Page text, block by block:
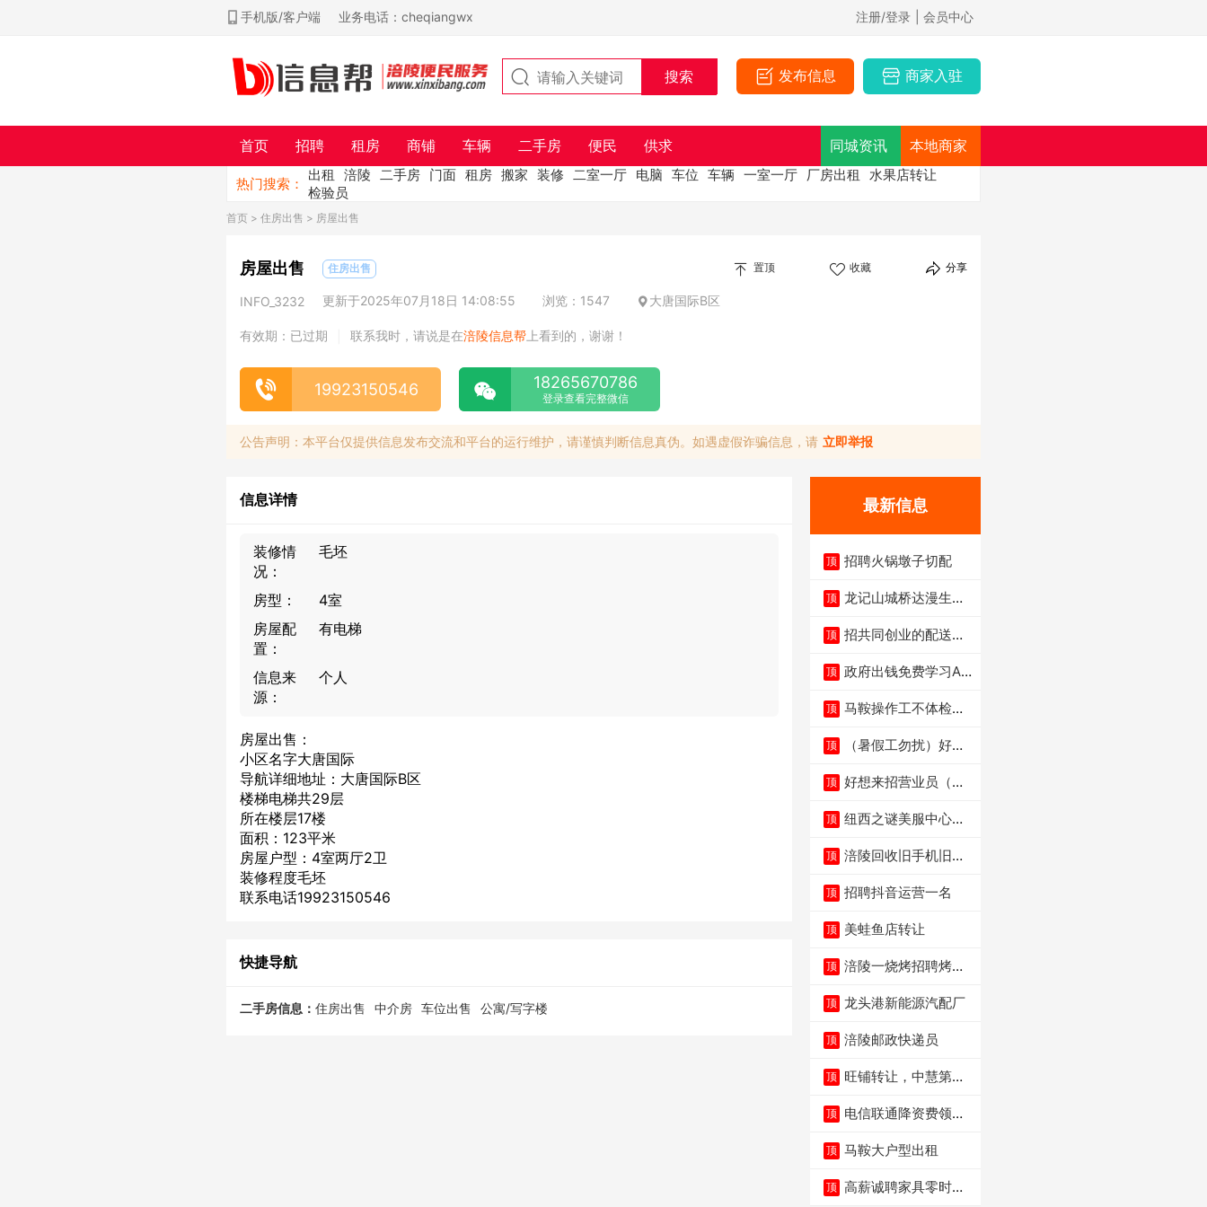
手机版/客户端 业务电话：cheqiangwx 注册/登录 | 会员中心
发布信息 商家入驻
首页 招聘 租房 商铺 车辆 二手房 便民 供求 同城资讯 本地商家
热门搜索：
出租 涪陵 二手房 门面 租房 搬家 装修 二室一厅 电脑 车位 车辆 一室一厅 厂房出租
水果店转让
检验员
首页 > 住房出售 > 房屋出售
房屋出售 住房出售 置顶 收藏 分享
INFO_3232 更新于2025年07月18日 14:08:55 浏览：1547 大唐国际B区
有效期：已过期 联系我时，请说是在涪陵信息帮 上看到的，谢谢！
19923150546 18265670786
登录查看完整微信
公告声明：本平台仅提供信息发布交流和平台的运行维护，请谨慎判断信息真伪。如遇虚假诈骗信息，请 立即举报
信息详情
装修情
况：
毛坯
房型：
4室
房屋配
置：
有电梯
信息来
源：
个人
房屋出售：
小区名字大唐国际
导航详细地址：大唐国际B区
楼梯电梯共29层
所在楼层17楼
面积：123平米
房屋户型：4室两厅2卫
装修程度毛坯
联系电话19923150546
快捷导航
二手房信息： 住房出售 中介房 车位出售 公寓/写字楼
最新信息
顶 招聘火锅墩子切配
顶 龙记山城桥达漫生活
顶 招共同创业的配送伙
顶 政府出钱免费学习AI
顶 马鞍操作工不体检男
顶
（暑假工勿扰）好想
顶 好想来招营业员（不
顶 纽西之谜美服中心招
顶 涪陵回收旧手机旧电
顶 招聘抖音运营一名
顶 美蛙鱼店转让
顶 涪陵一烧烤招聘烤工
顶 龙头港新能源汽配厂
顶 涪陵邮政快递员
顶 旺铺转让，中慧第一
顶 电信联通降资费领价
顶 马鞍大户型出租
顶 高薪诚聘家具零时促